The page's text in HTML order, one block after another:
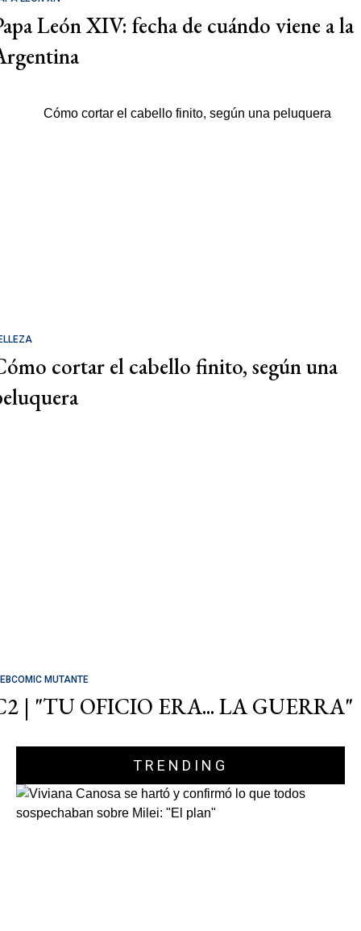
León XIV: fecha de cuándo viene a la
cortar el cabello finito, según una
MUTANTE
| "TU OFICIO ERA... LA GUERRA"
TRENDING